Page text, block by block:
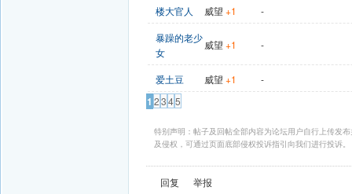
楼大官人
威望 +1
-
暴躁的老少
女
威望 +1 -
爱土豆 威望 +1 -
1 2345
特别声明：帖子及回帖全部内容为论坛用户自行上传发
及侵权，可通过页面底部侵权投诉指引向我们进行投诉。
回复 举报